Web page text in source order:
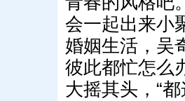
会一起出来小
婚姻生活，吴
彼此都忙怎么
大摇其头，“